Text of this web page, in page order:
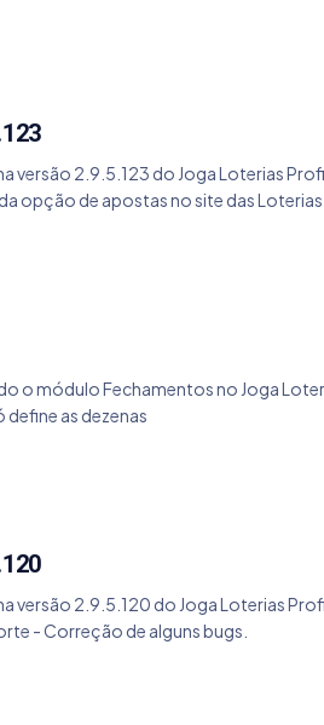
versão 2.9.5.123 do Joga Loterias
opção de apostas no site das
o módulo Fechamentos no Joga
define as dezenas
versão 2.9.5.120 do Joga Loterias
- Correção de alguns bugs.